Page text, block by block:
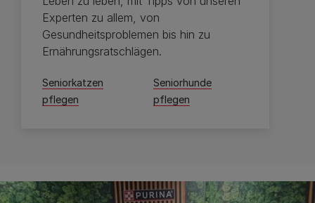
Experten zu allem, von
Gesundheitsproblemen bis hin zu
Ernährungsratschlägen.
Seniorkatzen
pflegen
Seniorhunde
pflegen